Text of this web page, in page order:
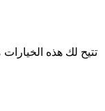
تتيح لك هذه